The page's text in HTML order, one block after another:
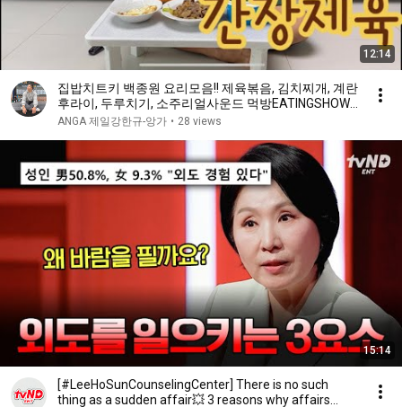
12:14
집밥치트키 백종원 요리모음!! 제육볶음, 김치찌개, 계란
후라이, 두루치기, 소주리얼사운드 먹방EATINGSHOW
ㅣSOJUㅣASMRㅣMUKBANGㅣKOREAFOODㅣ
ANGA 제일강한규-앙가 • 28 views
15:14
[#LeeHoSunCounselingCenter] There is no such
thing as a sudden affair💥 3 reasons why affairs